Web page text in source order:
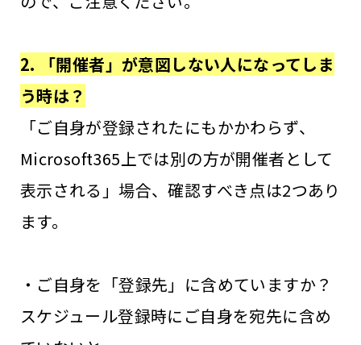
2. 「開催者」が意図しない人になってしま
う時は？
「ご自身が登録されたにもかかわらず、
Microsoft365上では別の方が開催者として
表示される」場合、確認すべき点は2つあり
ます。
・ご自身を「登録先」に含めていますか？
スケジュール登録時にご自身を宛先に含め